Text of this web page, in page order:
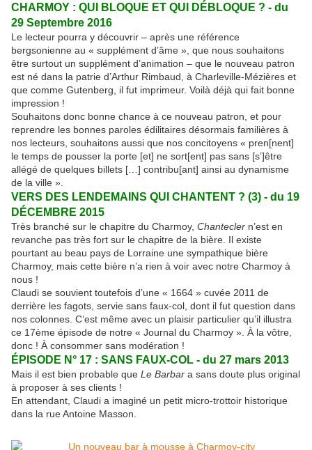
CHARMOY : QUI BLOQUE ET QUI DÉBLOQUE ? - du
29 Septembre 2016
Le lecteur pourra y découvrir – après une référence
bergsonienne au « supplément d’âme », que nous souhaitons
être surtout un supplément d’animation – que le nouveau patron
est né dans la patrie d’Arthur Rimbaud, à Charleville-Mézières et
que comme Gutenberg, il fut imprimeur. Voilà déjà qui fait bonne
impression !
Souhaitons donc bonne chance à ce nouveau patron, et pour
reprendre les bonnes paroles édilitaires désormais familières à
nos lecteurs, souhaitons aussi que nos concitoyens « pren[nent]
le temps de pousser la porte [et] ne sort[ent] pas sans [s’]être
allégé de quelques billets […] contribu[ant] ainsi au dynamisme
de la ville ».
VERS DES LENDEMAINS QUI CHANTENT ? (3) - du 19
DÉCEMBRE 2015
Très branché sur le chapitre du Charmoy, Chantecler n’est en
revanche pas très fort sur le chapitre de la bière. Il existe
pourtant au beau pays de Lorraine une sympathique bière
Charmoy, mais cette bière n’a rien à voir avec notre Charmoy à
nous !
Claudi se souvient toutefois d’une « 1664 » cuvée 2011 de
derrière les fagots, servie sans faux-col, dont il fut question dans
nos colonnes. C’est même avec un plaisir particulier qu’il illustra
ce 17ème épisode de notre « Journal du Charmoy ». À la vôtre,
donc ! À consommer sans modération !
ÉPISODE N° 17 : SANS FAUX-COL - du 27 mars 2013
Mais il est bien probable que Le Barbar a sans doute plus original
à proposer à ses clients !
En attendant, Claudi a imaginé un petit micro-trottoir historique
dans la rue Antoine Masson.